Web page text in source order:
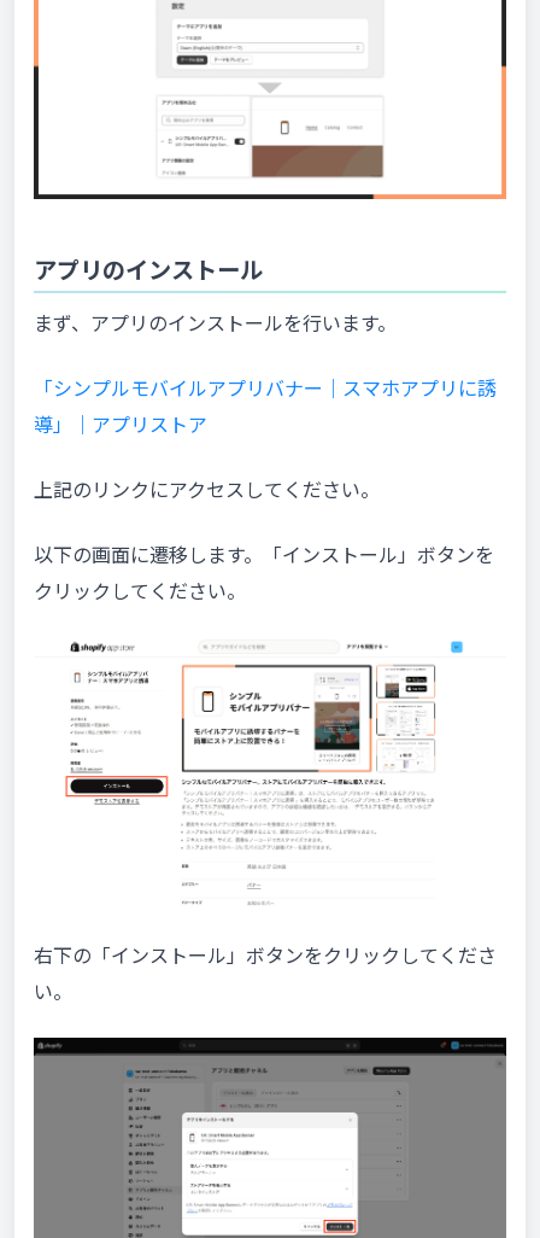
アプリのインストール
まず、アプリのインストールを行います。
「シンプルモバイルアプリバナー｜スマホアプリに誘
導」｜アプリストア
上記のリンクにアクセスしてください。
以下の画面に遷移します。「インストール」ボタンを
クリックしてください。
右下の「インストール」ボタンをクリックしてくださ
い。